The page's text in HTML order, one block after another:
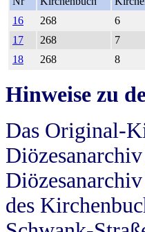
16
268 6
17
268 7
18
268 8
Hinweise zu
Das Original-
des